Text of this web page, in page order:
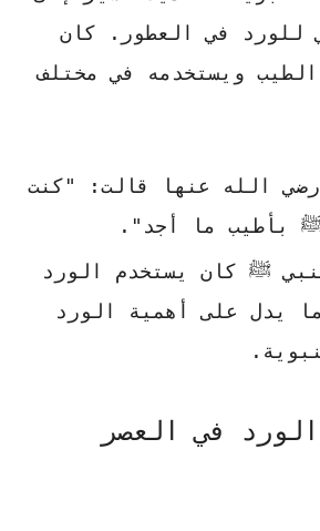
للورد في العطور. كان
ويستخدمه في مختلف
الله عنها قالت: "كنت
بأطيب ما أجد".
ﷺ كان يستخدم الورد
يدل على أهمية
الورد
.
في العصر